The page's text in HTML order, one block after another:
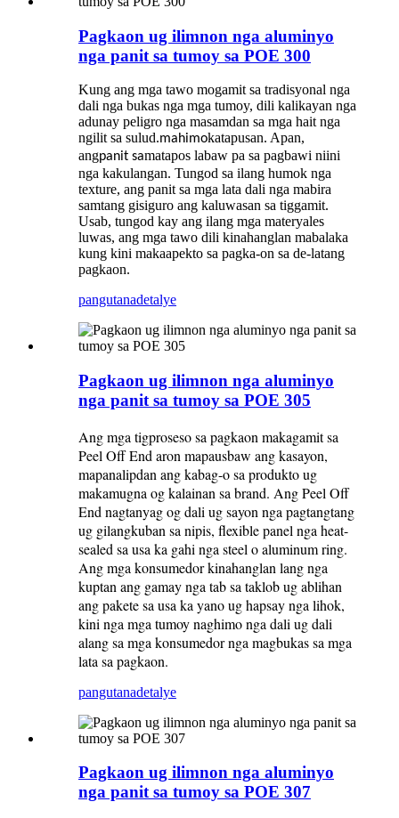
Pagkaon ug ilimnon nga aluminyo
nga panit sa tumoy sa POE 300
Kung ang mga tawo mogamit sa tradisyonal nga
dali nga bukas nga mga tumoy, dili kalikayan nga
adunay peligro nga masamdan sa mga hait nga
ngilit sa sulud.mahimokatapusan. Apan,
angpanit samatapos labaw pa sa pagbawi niini
nga kakulangan. Tungod sa ilang humok nga
texture, ang panit sa mga lata dali nga mabira
samtang gisiguro ang kaluwasan sa tiggamit.
Usab, tungod kay ang ilang mga materyales
luwas, ang mga tawo dili kinahanglan mabalaka
kung kini makaapekto sa pagka-on sa de-latang
pagkaon.
pangutanadetalye
Pagkaon ug ilimnon nga aluminyo
nga panit sa tumoy sa POE 305
Ang mga tigproseso sa pagkaon makagamit sa
Peel Off End aron mapausbaw ang kasayon,
mapanalipdan ang kabag-o sa produkto ug
makamugna og kalainan sa brand. Ang Peel Off
End nagtanyag og dali ug sayon ​​nga pagtangtang
ug gilangkuban sa nipis, flexible panel nga heat-
sealed sa usa ka gahi nga steel o aluminum ring.
Ang mga konsumedor kinahanglan lang nga
kuptan ang gamay nga tab sa taklob ug ablihan
ang pakete sa usa ka yano ug hapsay nga lihok,
kini nga mga tumoy naghimo nga dali ug dali
alang sa mga konsumedor nga magbukas sa mga
lata sa pagkaon.
pangutanadetalye
Pagkaon ug ilimnon nga aluminyo
nga panit sa tumoy sa POE 307